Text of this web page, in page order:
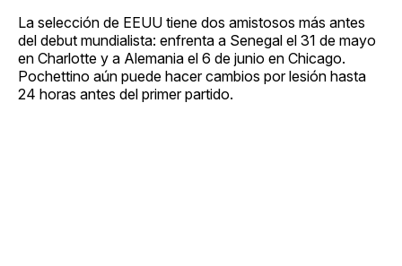
La selección de EEUU tiene dos amistosos más antes
del debut mundialista: enfrenta a Senegal el 31 de mayo
en Charlotte y a Alemania el 6 de junio en Chicago.
Pochettino aún puede hacer cambios por lesión hasta
24 horas antes del primer partido.